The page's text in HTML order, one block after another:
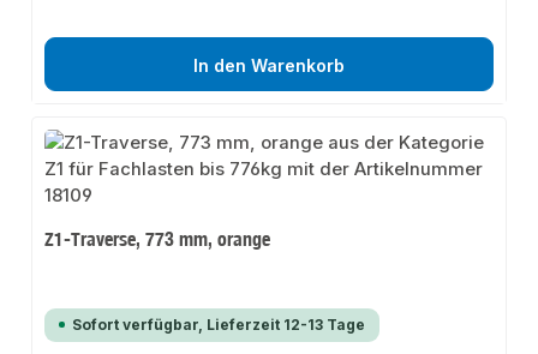
In den Warenkorb
Z1-Traverse, 773 mm, orange
Sofort verfügbar, Lieferzeit 12-13 Tage